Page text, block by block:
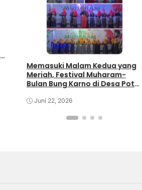
Ragam
Memasuki Malam Kedua yang
Meriah, Festival Muharam-
Bulan Bung Karno di Desa Poto
Kebudayaan Sumbawa
Juni 22, 2026